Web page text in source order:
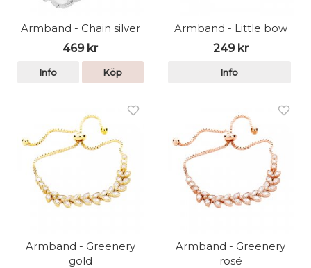
Armband - Chain silver
469 kr
Info Köp
Armband - Little bow
249 kr
Info
Armband - Greenery
gold
Armband - Greenery
rosé